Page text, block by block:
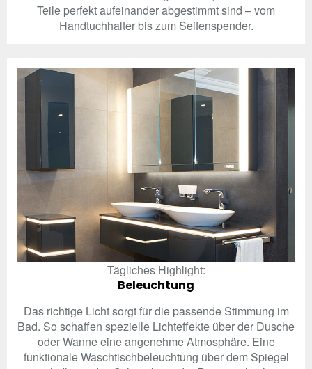
Teile perfekt aufeinander abgestimmt sind – vom
Handtuchhalter bis zum Seifenspender.
Tägliches Highlight:
Beleuchtung
Das richtige Licht sorgt für die passende Stimmung im
Bad. So schaffen spezielle Lichteffekte über der Dusche
oder Wanne eine angenehme Atmosphäre. Eine
funktionale Waschtischbeleuchtung über dem Spiegel